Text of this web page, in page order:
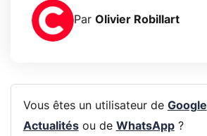
Par Olivier Robillart
Vous êtes un utilisateur de Google
Actualitésou de WhatsApp?